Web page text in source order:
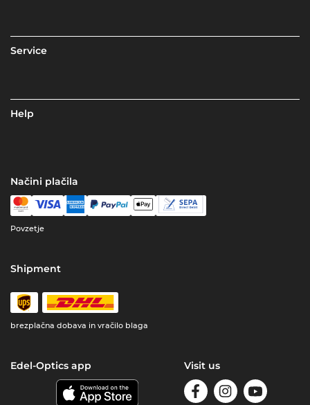
Service
Help
Načini plačila
Povzetje
Shipment
brezplačna dobava in vračilo blaga
Edel-Optics app Visit us